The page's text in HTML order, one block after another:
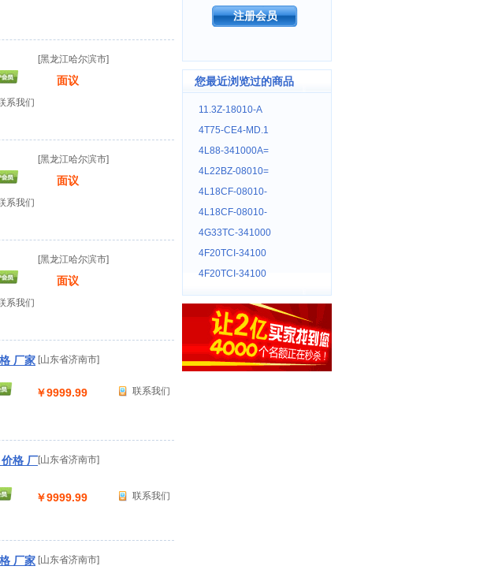
[黑龙江哈尔滨市]
面议
系我们
[黑龙江哈尔滨市]
面议
系我们
[黑龙江哈尔滨市]
面议
系我们
厂家 [山东省济南市]
￥9999.99 联系我们
格 厂[山东省济南市]
￥9999.99 联系我们
厂家 [山东省济南市]
注册会员
您最近浏览过的商品
11.3Z-18010-A
4T75-CE4-MD.1
4L88-341000A=
4L22BZ-08010=
4L18CF-08010-
4L18CF-08010-
4G33TC-341000
4F20TCI-34100
4F20TCI-34100